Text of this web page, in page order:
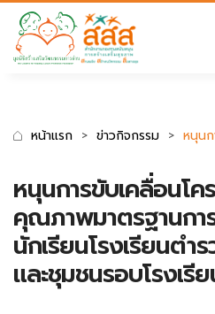
มาตรฐานการเข้าถึงเว็บ WCAG 2.2
หน้าแรก ข่าวกิจกรรม หนุนก
หนุนการขับเคลื่อนโ
คุณภาพมาตรฐานกา
นักเรียนโรงเรียนตำ
และชุมชนรอบโรงเรี